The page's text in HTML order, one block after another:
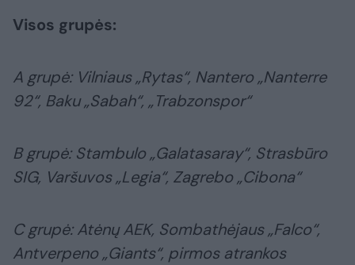
Visos grupės:
A grupė: Vilniaus „Rytas“, Nantero „Nanterre
92“, Baku „Sabah“, „Trabzonspor“
B grupė: Stambulo „Galatasaray“, Strasbūro
SIG, Varšuvos „Legia“, Zagrebo „Cibona“
C grupė: Atėnų AEK, Sombathėjaus „Falco“,
Antverpeno „Giants“, pirmos atrankos